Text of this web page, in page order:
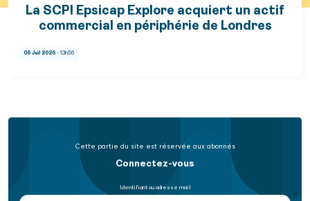
La SCPI Epsicap Explore acquiert un actif
commercial en périphérie de Londres
06 Juil 2026 - 13h56
Cette partie du site est réservée aux abonnés
Connectez-vous
Identifiant ou adresse mail